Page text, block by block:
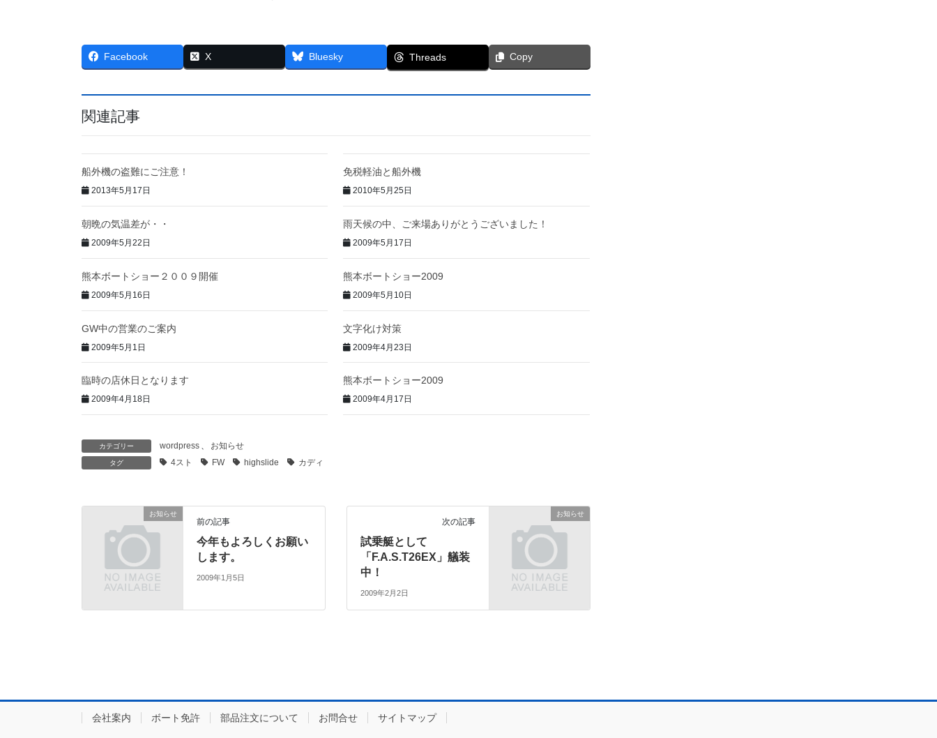
Facebook X Bluesky Threads Copy
関連記事
船外機の盗難にご注意！
2013年5月17日
免税軽油と船外機
2010年5月25日
朝晩の気温差が・・
2009年5月22日
雨天候の中、ご来場ありがとうございました！
2009年5月17日
熊本ボートショー２００９開催
2009年5月16日
熊本ボートショー2009
2009年5月10日
GW中の営業のご案内
2009年5月1日
文字化け対策
2009年4月23日
臨時の店休日となります
2009年4月18日
熊本ボートショー2009
2009年4月17日
カテゴリー wordpress 、 お知らせ
タグ 4スト FW highslide カディ
お知らせ
前の記事
今年もよろしくお願い
します。
2009年1月5日
お知らせ
次の記事
試乗艇として
「F.A.S.T26EX」艤装
中！
2009年2月2日
会社案内 ボート免許 部品注文について お問合せ サイトマップ